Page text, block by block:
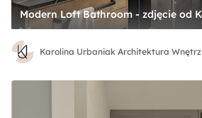
Karolina Urbaniak Architektura Wnętrz